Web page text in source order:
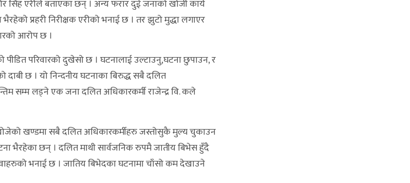
सिंह एरीले बताएका छन् । अन्य फरार दुई जनाको खोजी कार्य
प्रहरी निरीक्षक एरीको भनाई छ । तर झुटो मुद्धा लगाएर
आरोप छ ।
परिवारको दुखेसो छ । घटनालाई उल्टाउनु,घटना छुपाउन, र
छ । यो निन्दनीय घटनाका बिरुद्ध सबै दलित
सम्म लड्ने एक जना दलित अधिकारकर्मी राजेन्द्र वि. कले
खोजेको खण्डमा सबै दलित अधिकारकर्मीहरु जस्तोसुकै मुल्य चुकाउन
भैरहेका छन् । दलित माथी सार्वजनिक रुपमै जातीय बिभेस हुँदै
भनाई छ । जातिय बिभेदका घटनामा चाँसो कम देखाउने